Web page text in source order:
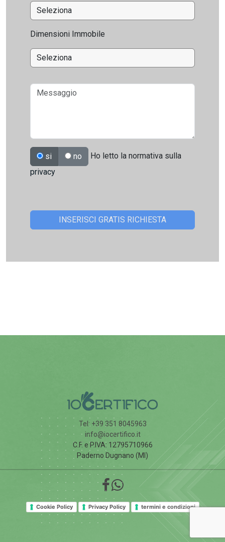
Dimensioni Immobile
si no
Ho letto la normativa sulla
privacy
Tel: +39 351 8045963
info@iocertifico.it
C.F. e P.IVA: 12795710966
Paderno Dugnano (MI)
Cookie Policy Privacy Policy termini e condizioni